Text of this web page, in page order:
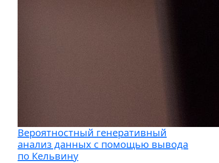
Вероятностный генеративный
анализ данных с помощью вывода
по Кельвину